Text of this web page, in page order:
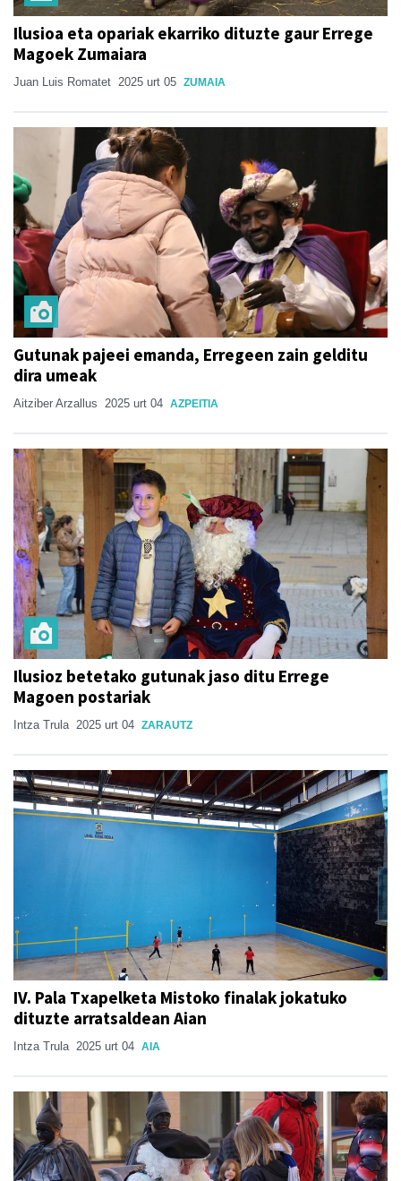
Ilusioa eta opariak ekarriko dituzte gaur Errege
Magoek Zumaiara
Juan Luis Romatet 2025 urt 05 ZUMAIA
Gutunak pajeei emanda, Erregeen zain gelditu
dira umeak
Aitziber Arzallus 2025 urt 04 AZPEITIA
Ilusioz betetako gutunak jaso ditu Errege
Magoen postariak
Intza Trula 2025 urt 04 ZARAUTZ
IV. Pala Txapelketa Mistoko finalak jokatuko
dituzte arratsaldean Aian
Intza Trula 2025 urt 04 AIA